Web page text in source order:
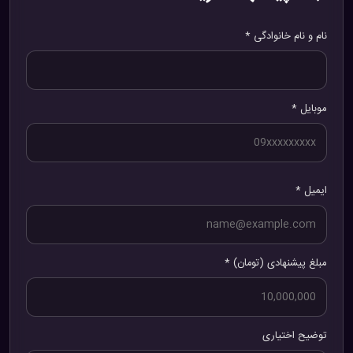
نام و نام خانوادگی *
موبایل *
ایمیل *
مبلغ پیشنهادی (تومان) *
توضیح اختیاری